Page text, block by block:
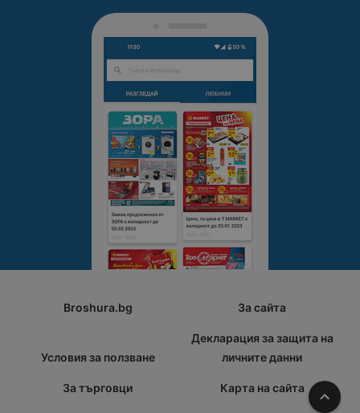
Broshura.bg За сайта
Условия за ползване
Декларация за защита на
личните данни
За търговци Карта на сайта